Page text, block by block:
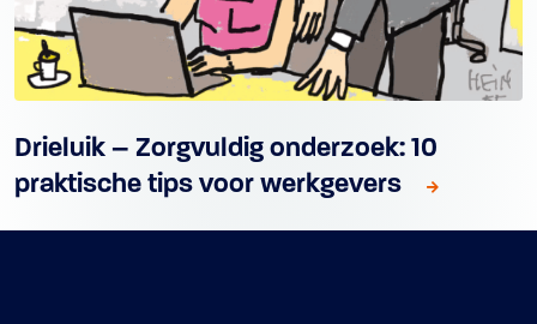
Drieluik – Zorgvuldig onderzoek: 10
praktische tips voor werkgevers